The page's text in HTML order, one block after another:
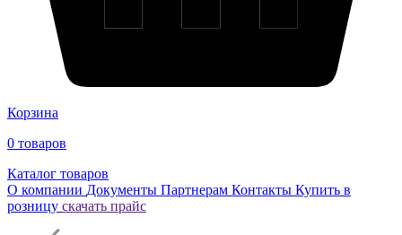
Корзина
0 товаров
Каталог товаров
О компании Документы Партнерам Контакты Купить в
розницу скачать прайс